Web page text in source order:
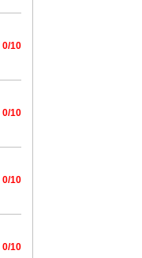
0/10
0/10
0/10
0/10